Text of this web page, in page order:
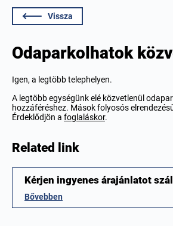
Vissza
Odaparkolhatok
Igen, a legtöbb telephelyen.
A legtöbb egységünk elé közvetlenül
hozzáféréshez. Mások folyosós
Érdeklődjön a foglaláskor.
Related link
Kérjen ingyenes árajánlatot
Bővebben